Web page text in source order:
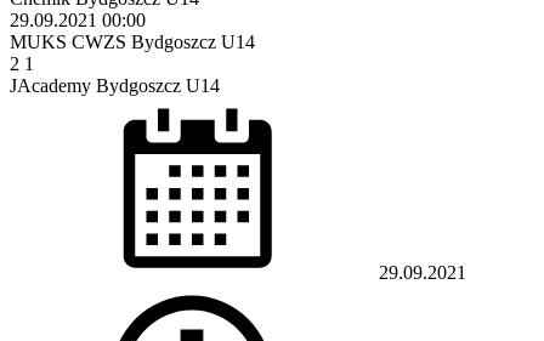
29.09.2021 00:00
MUKS CWZS Bydgoszcz U14
2 1
JAcademy Bydgoszcz U14
29.09.2021